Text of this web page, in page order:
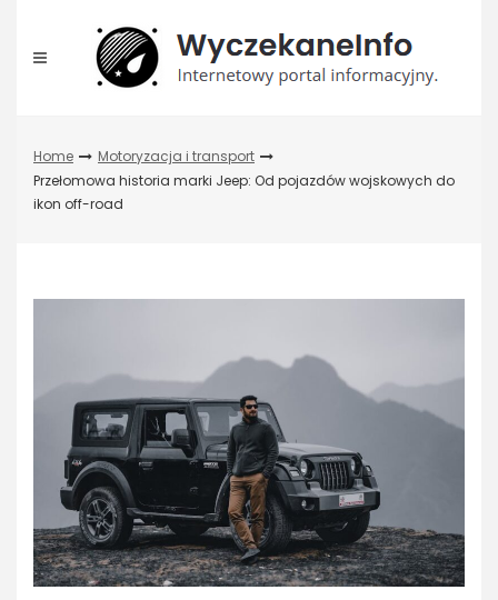
content
Home
Motoryzacja i transport
Przełomowa historia marki Jeep: Od pojazdów wojskowych do
ikon off-road